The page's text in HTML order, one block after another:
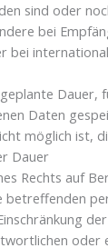
sind oder
bei
bei
Dauer,
Daten
möglich ist,
Dauer
Rechts auf
betreffenden
oder